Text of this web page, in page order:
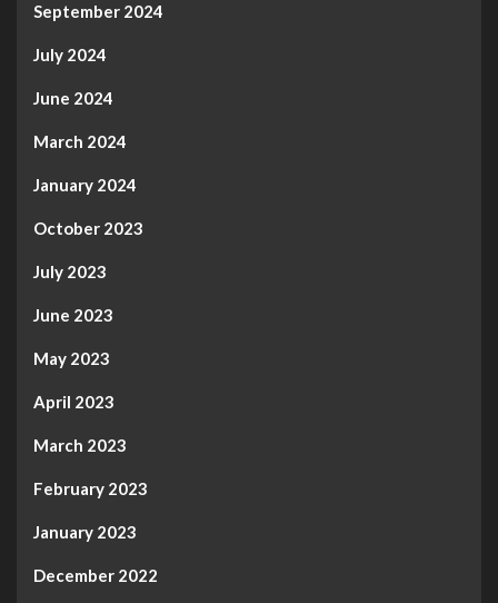
September 2024
July 2024
June 2024
March 2024
January 2024
October 2023
July 2023
June 2023
May 2023
April 2023
March 2023
February 2023
January 2023
December 2022